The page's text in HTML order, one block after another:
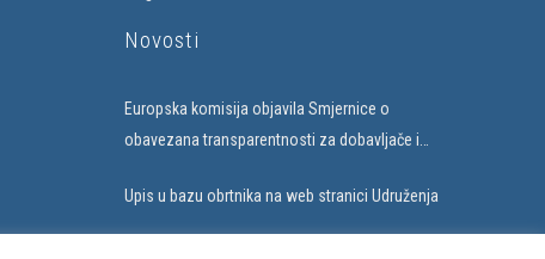
Novosti
Europska komisija objavila Smjernice o
obavezana transparentnosti za dobavljače i
Upis u bazu obrtnika na web stranici Udruženja